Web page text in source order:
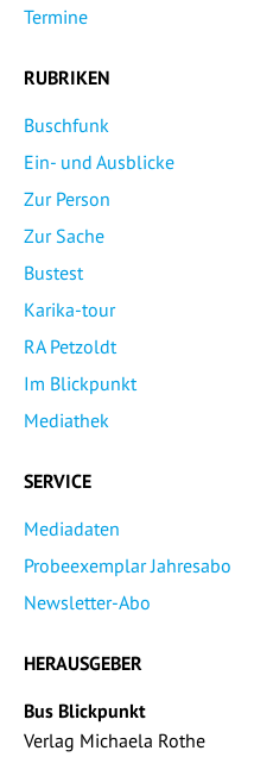
Termine
RUBRIKEN
Buschfunk
Ein- und Ausblicke
Zur Person
Zur Sache
Bustest
Karika-tour
RA Petzoldt
Im Blickpunkt
Mediathek
SERVICE
Mediadaten
Probeexemplar Jahresabo
Newsletter-Abo
HERAUSGEBER
Bus Blickpunkt
Verlag Michaela Rothe